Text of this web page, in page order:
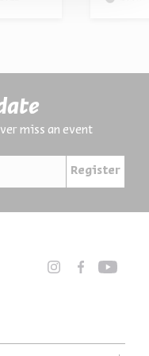
miss an event
Register